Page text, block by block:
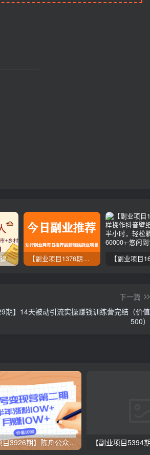
【虚拟资源网站搭建服务】加盟本站系统，做一个和本站一样的独立网站，躺赚的项目 【副业项目1376期】龟课最新闲鱼项目玩法实战教程_全新升级月收益几千到几万
下一篇
期】14天被动引流实操赚钱训练营完结（价值
500）
【副业项目3926期】陈舟公众号变现营第二期：0成本日涨粉1000+让你月赚10W+